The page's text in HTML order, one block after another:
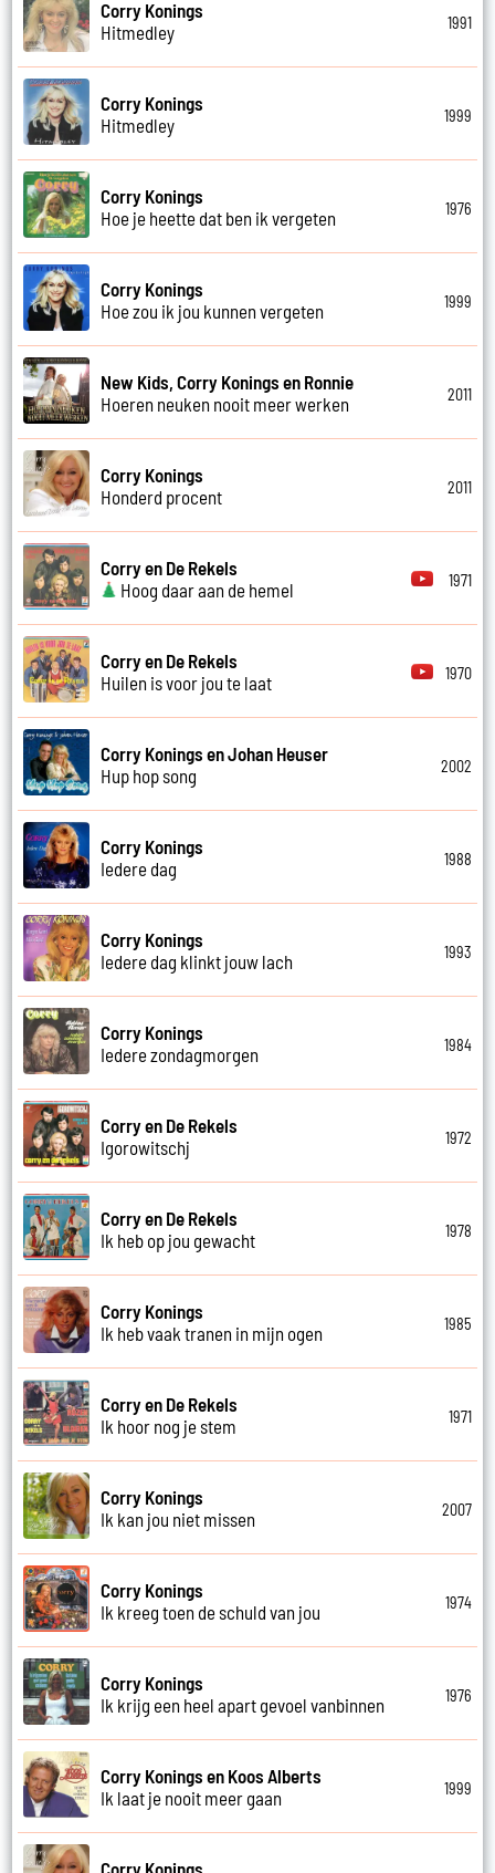
Corry Konings
Hitmedley
1991
Corry Konings
Hitmedley
1999
Corry Konings
Hoe je heette dat ben ik vergeten
1976
Corry Konings
Hoe zou ik jou kunnen vergeten
1999
New Kids, Corry Konings en Ronnie
Hoeren neuken nooit meer werken
2011
Corry Konings
Honderd procent
2011
Corry en De Rekels
Hoog daar aan de hemel
1971
Corry en De Rekels
Huilen is voor jou te laat
1970
Corry Konings en Johan Heuser
Hup hop song
2002
Corry Konings
Iedere dag
1988
Corry Konings
Iedere dag klinkt jouw lach
1993
Corry Konings
Iedere zondagmorgen
1984
Corry en De Rekels
Igorowitschj
1972
Corry en De Rekels
Ik heb op jou gewacht
1978
Corry Konings
Ik heb vaak tranen in mijn ogen
1985
Corry en De Rekels
Ik hoor nog je stem
1971
Corry Konings
Ik kan jou niet missen
2007
Corry Konings
Ik kreeg toen de schuld van jou
1974
Corry Konings
Ik krijg een heel apart gevoel vanbinnen
1976
Corry Konings en Koos Alberts
Ik laat je nooit meer gaan
1999
Corry Konings